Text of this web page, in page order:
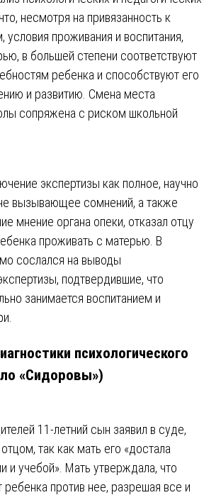
несмотря на привязанность к
условия проживания и воспитания,
в большей степени соответствуют
ребенка и способствуют его
и развитию. Смена места
сопряжена с риском школьной
экспертизы как полное, научно
вызывающее сомнений, а также
мнение органа опеки, отказал отцу
проживать с матерью. В
сослался на выводы
подтвердившие, что
занимается воспитанием и
психологического
«Сидоровы»)
11-летний сын заявил в суде,
так как мать его «достала
и учебой». Мать утверждала, что
ребенка против нее, разрешая все и